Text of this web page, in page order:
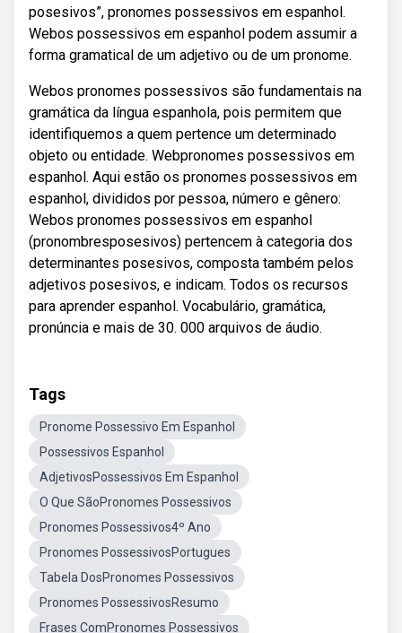
posesivos”, pronomes possessivos em espanhol.
Webos possessivos em espanhol podem assumir a
forma gramatical de um adjetivo ou de um pronome.
Webos pronomes possessivos são fundamentais na
gramática da língua espanhola, pois permitem que
identifiquemos a quem pertence um determinado
objeto ou entidade. Webpronomes possessivos em
espanhol. Aqui estão os pronomes possessivos em
espanhol, divididos por pessoa, número e gênero:
Webos pronomes possessivos em espanhol
(pronombresposesivos) pertencem à categoria dos
determinantes posesivos, composta também pelos
adjetivos posesivos, e indicam. Todos os recursos
para aprender espanhol. Vocabulário, gramática,
pronúncia e mais de 30. 000 arquivos de áudio.
Tags
Pronome Possessivo Em Espanhol
Possessivos Espanhol
AdjetivosPossessivos Em Espanhol
O Que SãoPronomes Possessivos
Pronomes Possessivos4º Ano
Pronomes PossessivosPortugues
Tabela DosPronomes Possessivos
Pronomes PossessivosResumo
Frases ComPronomes Possessivos